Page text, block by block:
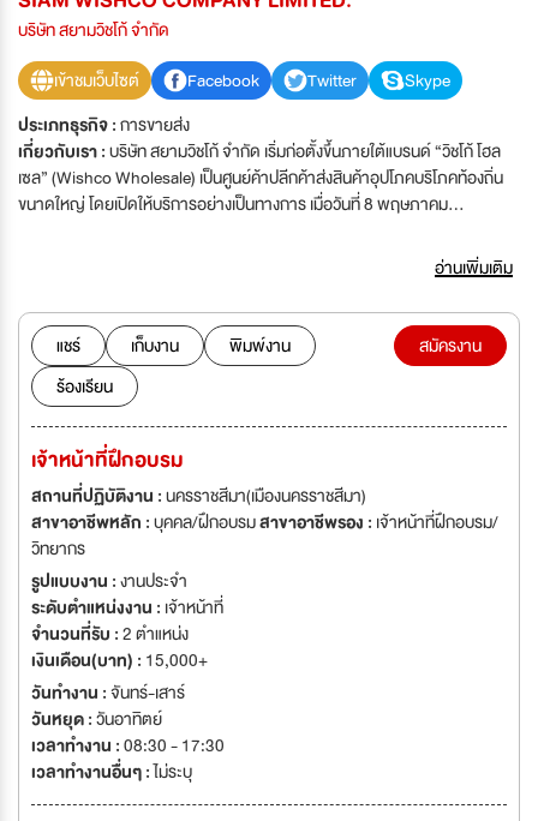
บริษัท สยามวิชโก้ จำกัด
เข้าชมเว็บไซต์
Facebook Twitter
Skype
ประเภทธุรกิจ :การขายส่ง
เกี่ยวกับเรา :บริษัท สยามวิชโก้ จำกัด เริ่มก่อตั้งขึ้นภายใต้แบรนด์ “วิชโก้ โฮล
เซล” (Wishco Wholesale) เป็นศูนย์ค้าปลีกค้าส่งสินค้าอุปโภคบริโภคท้องถิ่น
ขนาดใหญ่ โดยเปิดให้บริการอย่างเป็นทางการ เมื่อวันที่ 8 พฤษภาคม
จ.นครราชสีมา ขนาด 9,500 ตารางเมตร เงินลงทุนกว่า 600 ล้านบาท ซึ่ง เป็น
สาขาใหญ่ที่สุดภายใต้แบรนด์ "วิชโก้" ธุรกิจครอบครัวของตระกูล “วิชชาพิณ”
จ.นครราชสีมา โดยกำเนิด ทั้งนี้ “วิชโก้ โฮลเซล” เป็นศูนย์ค้าปลีกค้าส่งขนาดใหญ่
สไตล์โมเดิร์น มีสินค้าหลากหลายมากกว่า 100,000 รายการ มีการแบ่งโซนออก
เป็น สินค้าอุปโภคบริโภค อาหารสด อาหารแช่แข็ง ผลไม้ ผักพื้นบ้านซึ่งสั่งตรง
จากแหล่งผลิต เครื่องใช้ไฟฟ้า เครื่องใช้ในครัวเรือน โซนบิวตี้ และโซน FOOD
COURT เน้นร้านอาหารชื่อดังในโคราช รวมกว่า 11 ร้านค้าชื่อดัง และ รุกขยาย
สาขา ในรูปแบบ วิชโก้ เอกซ์เพรส (Wishco Express) ปัจจุบันได้เปิดสาขา
ทั้งหมด 96 สาขาและรุกขยายสาขาเพิ่มตามเป้าหมายรวม 100 แห่ง ภายใต้
สโลแกน "เราคือคลังสินค้าของคุณ" ถูกเงิน ถูกใจ ทุกวัน และได้ของครบ พบของ
ถูก ถูกเงิน ถูกใจ ทุกวัน
อ่านเพิ่มเติม
แชร์ เก็บงาน
พิมพ์งาน
ร้องเรียน
สมัครงาน
เจ้าหน้าที่ฝึกอบรม
สถานที่ปฏิบัติงาน :นครราชสีมา(เมืองนครราชสีมา)
สาขาอาชีพหลัก :บุคคล/ฝึกอบรมสาขาอาชีพรอง : เจ้าหน้าที่ฝึกอบรม/
วิทยากร
รูปแบบงาน :งานประจำ
ระดับตำแหน่งงาน : เจ้าหน้าที่
จำนวนที่รับ :2 ตำแหน่ง
เงินเดือน(บาท) : 15,000+
วันทำงาน :จันทร์-เสาร์
วันหยุด :วันอาทิตย์
เวลาทำงาน :08:30 - 17:30
เวลาทำงานอื่นๆ :ไม่ระบุ